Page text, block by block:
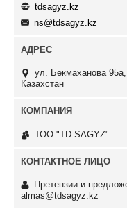
tdsagyz.kz
ns@tdsagyz.kz
ул. Бекмаханова
Казахстан
ТОО "TD SAGYZ"
Претензии и
almas@tdsagyz.kz